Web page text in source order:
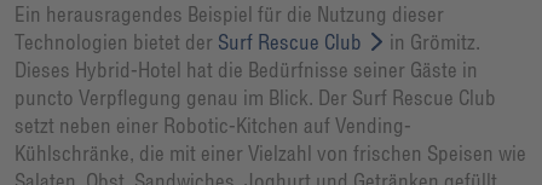
Ein herausragendes Beispiel für die Nutzung dieser
Technologien bietet der Surf Rescue Club
in Grömitz.
Dieses Hybrid-Hotel hat die Bedürfnisse seiner Gäste in
puncto Verpflegung genau im Blick. Der Surf Rescue Club
setzt neben einer Robotic-Kitchen auf Vending-
Kühlschränke, die mit einer Vielzahl von frischen Speisen wie